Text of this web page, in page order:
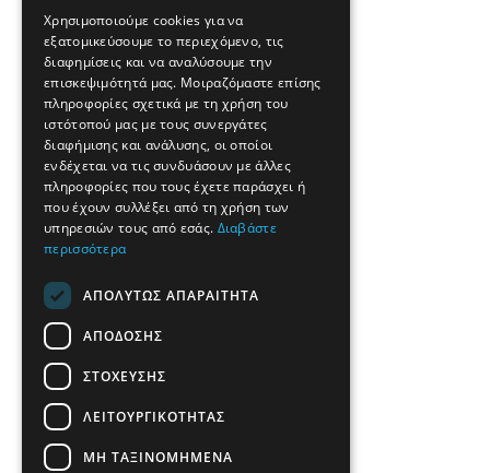
Χρησιμοποιούμε cookies για να
εξατομικεύσουμε το περιεχόμενο, τις
διαφημίσεις και να αναλύσουμε την
επισκεψιμότητά μας. Μοιραζόμαστε επίσης
πληροφορίες σχετικά με τη χρήση του
ιστότοπού μας με τους συνεργάτες
διαφήμισης και ανάλυσης, οι οποίοι
ενδέχεται να τις συνδυάσουν με άλλες
πληροφορίες που τους έχετε παράσχει ή
που έχουν συλλέξει από τη χρήση των
υπηρεσιών τους από εσάς. Διαβάστε
περισσότερα
ΑΠΟΛΎΤΩΣ ΑΠΑΡΑΊΤΗΤΑ
ΑΠΌΔΟΣΗΣ
ΣΤΌΧΕΥΣΗΣ
ΛΕΙΤΟΥΡΓΙΚΌΤΗΤΑΣ
ΜΗ ΤΑΞΙΝΟΜΗΜΈΝΑ